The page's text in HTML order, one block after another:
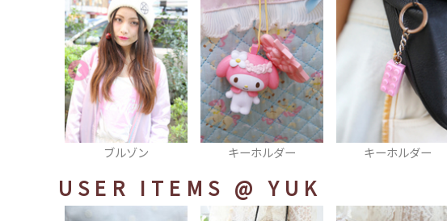
キーホルダー キーホルダー ラブリーラバーソール
USER ITEMS @ YUK